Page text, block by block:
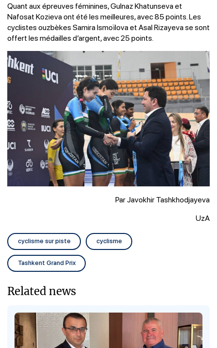
Quant aux épreuves féminines, Gulnaz Khatunseva et
Nafosat Kozieva ont été les meilleures, avec 85 points. Les
cyclistes ouzbèkes Samira Ismoïlova et Asal Rizayeva se sont
offert les médailles d’argent, avec 25 points.
Par Javokhir Tashkhodjayeva
UzA
cyclisme sur piste cyclisme
Tashkent Grand Prix
Related news